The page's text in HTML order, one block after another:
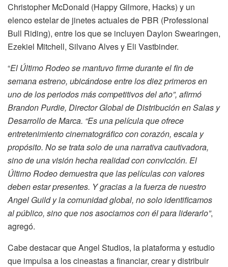
Christopher McDonald (Happy Gilmore, Hacks) y un
elenco estelar de jinetes actuales de PBR (Professional
Bull Riding), entre los que se incluyen Daylon Swearingen,
Ezekiel Mitchell, Silvano Alves y Eli Vastbinder.
“El Último Rodeo se mantuvo firme durante el fin de
semana estreno, ubicándose entre los diez primeros en
uno de los periodos más competitivos del año”, afirmó
Brandon Purdie, Director Global de Distribución en Salas y
Desarrollo de Marca. “Es una película que ofrece
entretenimiento cinematográfico con corazón, escala y
propósito. No se trata solo de una narrativa cautivadora,
sino de una visión hecha realidad con convicción. El
Último Rodeo demuestra que las películas con valores
deben estar presentes. Y gracias a la fuerza de nuestro
Angel Guild y la comunidad global, no solo identificamos
al público, sino que nos asociamos con él para liderarlo”,
agregó.
Cabe destacar que Angel Studios, la plataforma y estudio
que impulsa a los cineastas a financiar, crear y distribuir